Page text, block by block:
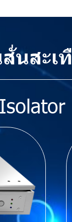
นสะเ